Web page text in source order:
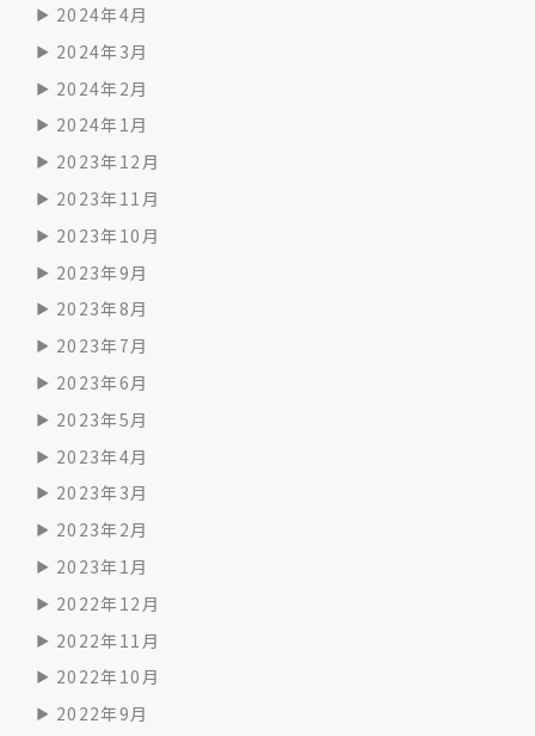
2024年4月
2024年3月
2024年2月
2024年1月
2023年12月
2023年11月
2023年10月
2023年9月
2023年8月
2023年7月
2023年6月
2023年5月
2023年4月
2023年3月
2023年2月
2023年1月
2022年12月
2022年11月
2022年10月
2022年9月